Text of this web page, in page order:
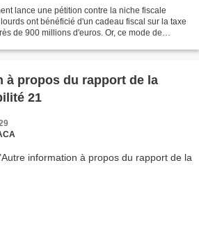
lance une pétition contre la niche fiscale
ont bénéficié d'un cadeau fiscal sur la taxe
de 900 millions d'euros. Or, ce mode de
à propos du rapport de la
21